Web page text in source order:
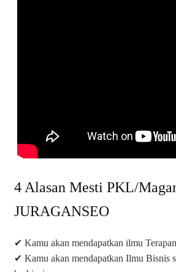
4 Alasan Mesti PKL/
JURAGANSEO
✔ Kamu akan mendapatkan ilmu
✔ Kamu akan mendapatkan Ilmu Bisnis